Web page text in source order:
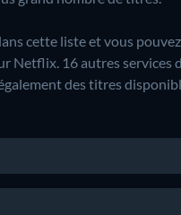
cette liste et vous
Netflix. 16 autres services
des titres